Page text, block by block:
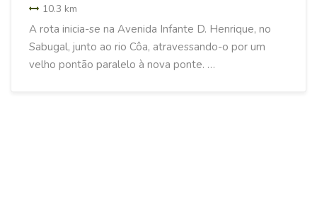
10.3 km
A rota inicia-se na Avenida Infante D. Henrique, no
Sabugal, junto ao rio Côa, atravessando-o por um
velho pontão paralelo à nova ponte. …